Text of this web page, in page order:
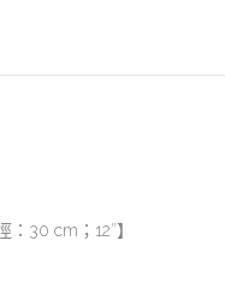
30 cm；12″】